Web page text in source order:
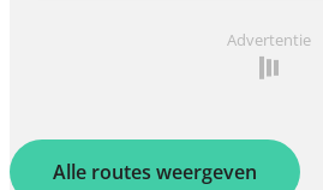
Advertentie
Alle routes weergeven